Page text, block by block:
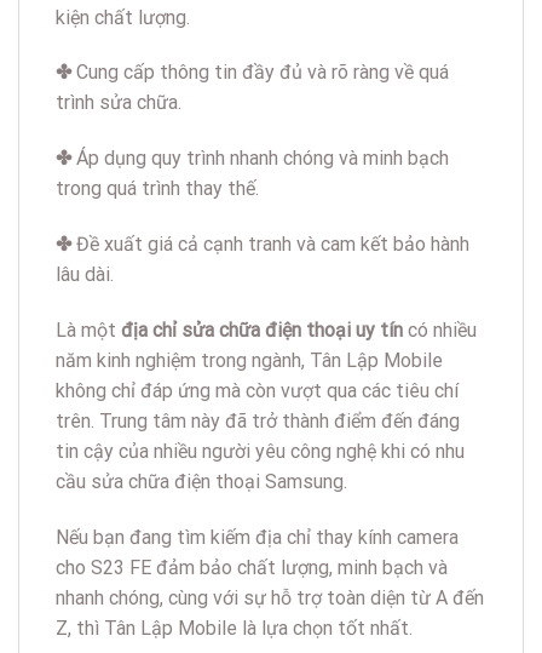
kiện chất lượng.
✤Cung cấp thông tin đầy đủ và rõ ràng về quá
trình sửa chữa.
✤Áp dụng quy trình nhanh chóng và minh bạch
trong quá trình thay thế.
✤Đề xuất giá cả cạnh tranh và cam kết bảo hành
lâu dài.
Là một địa chỉ sửa chữa điện thoại uy tín có nhiều
năm kinh nghiệm trong ngành, Tân Lập Mobile
không chỉ đáp ứng mà còn vượt qua các tiêu chí
trên. Trung tâm này đã trở thành điểm đến đáng
tin cậy của nhiều người yêu công nghệ khi có nhu
cầu sửa chữa điện thoại Samsung.
Nếu bạn đang tìm kiếm địa chỉ thay kính camera
cho S23 FE đảm bảo chất lượng, minh bạch và
nhanh chóng, cùng với sự hỗ trợ toàn diện từ A đến
Z, thì Tân Lập Mobile là lựa chọn tốt nhất.